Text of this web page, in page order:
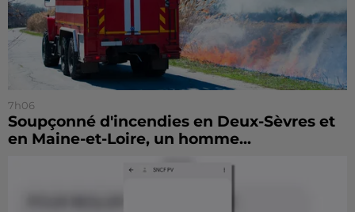
7h06
Soupçonné d'incendies en Deux-Sèvres et
en Maine-et-Loire, un homme...